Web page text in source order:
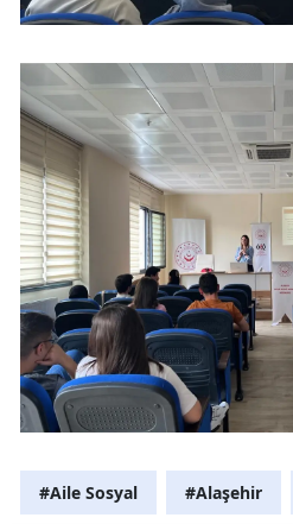
#Aile Sosyal #Alaşehir